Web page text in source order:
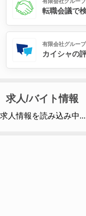
転職会議で
有限会社グルー
カイシャの
求人/バイト情報
求人情報を読み込み中...